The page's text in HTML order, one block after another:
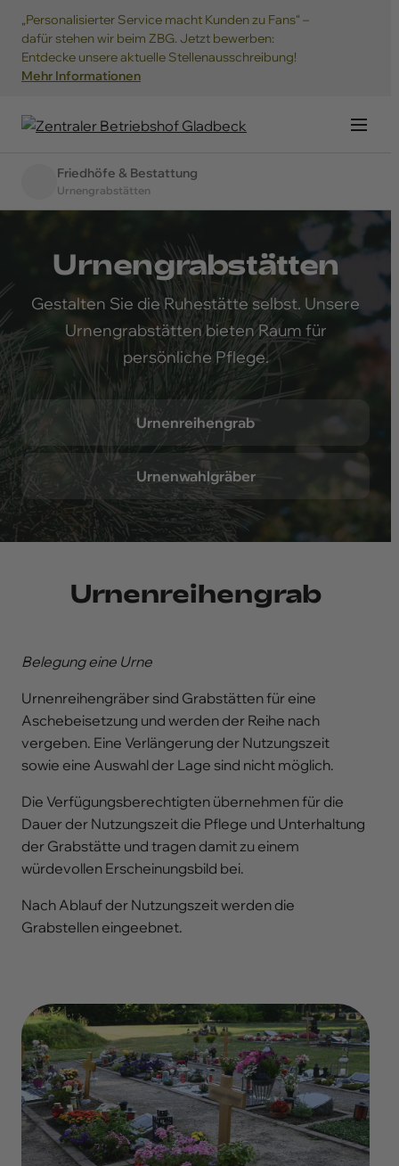
„Personalisierter Service macht Kunden zu Fans“ –
dafür stehen wir beim ZBG. Jetzt bewerben:
Entdecke unsere aktuelle Stellenausschreibung!
Mehr Informationen
Friedhöfe & Bestattung
Urnengrabstätten
Übersicht
Grabartenfinder
Friedhöfe
Formulare & Satzungen
Grabarten
Bestattungen
Urnengrabstätten
Gestalten Sie die Ruhestätte selbst. Unsere
Urnengrabstätten bieten Raum für
persönliche Pflege.
Urnenreihengrab
Urnenwahlgräber
Urnenreihengrab
Belegung eine Urne
Urnenreihengräber sind Grabstätten für eine
Aschebeisetzung und werden der Reihe nach
vergeben. Eine Verlängerung der Nutzungszeit
sowie eine Auswahl der Lage sind nicht möglich.
Die Verfügungsberechtigten übernehmen für die
Dauer der Nutzungszeit die Pflege und Unterhaltung
der Grabstätte und tragen damit zu einem
würdevollen Erscheinungsbild bei.
Nach Ablauf der Nutzungszeit werden die
Grabstellen eingeebnet.